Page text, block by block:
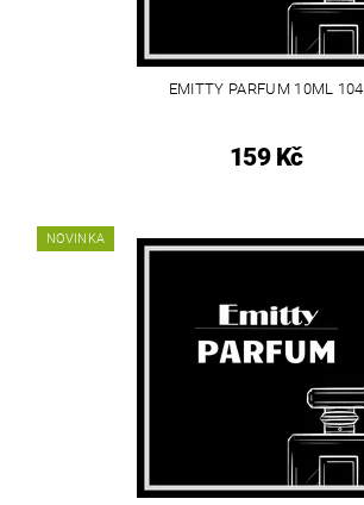
EMITTY PARFUM 10ML 104
159 Kč
NOVINKA